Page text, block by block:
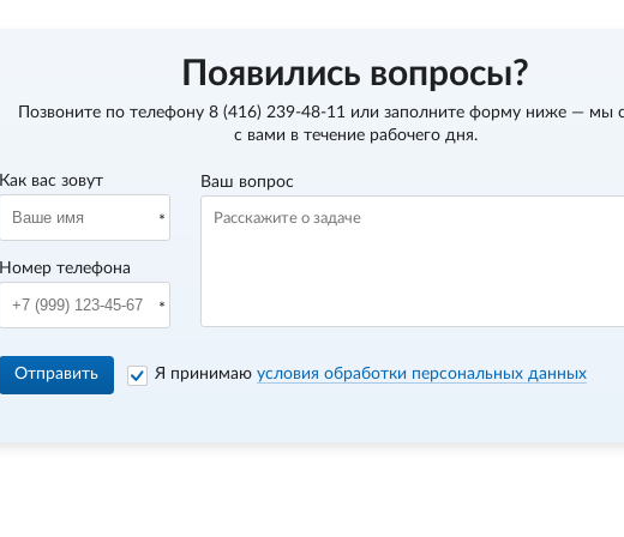
Появились вопросы?
Позвоните по телефону 8 (416) 239-48-11или заполните форму ниже — мы
с вами в течение рабочего дня.
Как вас зовут
Номер телефона
Ваш вопрос
Отправить Я принимаю условия обработки персональных данных